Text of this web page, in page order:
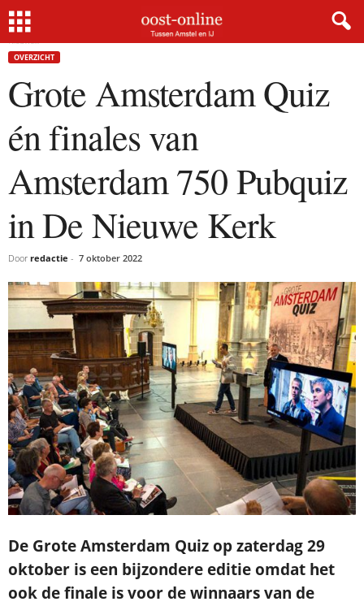
Home
Grote Amsterdam Quiz én finales van Amsterdam 750 Pubquiz in De
Nieuwe...
OVERZICHT
Grote Amsterdam Quiz
én finales van
Amsterdam 750 Pubquiz
in De Nieuwe Kerk
Door redactie - 7 oktober 2022
De Grote Amsterdam Quiz op zaterdag 29
oktober is een bijzondere editie omdat het
ook de finale is voor de winnaars van de